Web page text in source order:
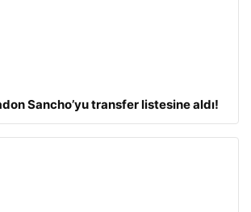
Sancho’yu transfer listesine aldı!